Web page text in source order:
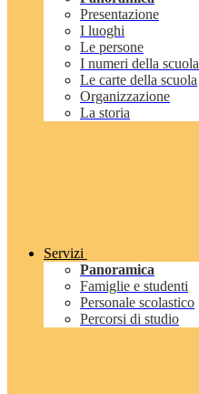
Presentazione
I luoghi
Le persone
I numeri della scuola
Le carte della scuola
Organizzazione
La storia
Servizi
Panoramica
Famiglie e studenti
Personale scolastico
Percorsi di studio